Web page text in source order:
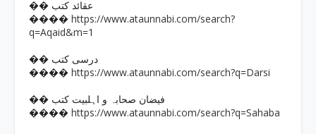
�� عقائد کتب
���� https://www.ataunnabi.com/search?
q=Aqaid&m=1
�� درسی کتب
���� https://www.ataunnabi.com/search?q=Darsi
�� فیضان صحابہ و اہلبیت کتب
���� https://www.ataunnabi.com/search?q=Sahaba